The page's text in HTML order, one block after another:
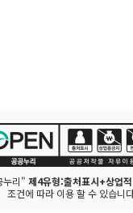
누리" 제4유형:출처표시+상업
조건에 따라 이용 할 수 있습니